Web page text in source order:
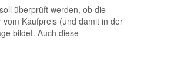
überprüft werden, ob die
Kaufpreis (und damit in der
bildet. Auch diese